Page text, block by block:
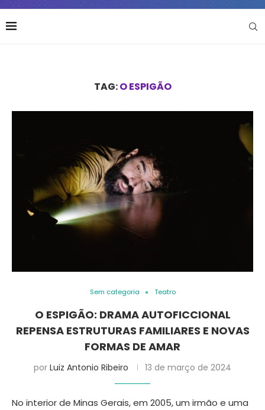
TAG:O ESPIGÃO
Sem categoria Teatro
O ESPIGÃO: DRAMA AUTOFICCIONAL
REPENSA ESTRUTURAS FAMILIARES E NOVAS
FORMAS DE AMAR
por Luiz Antonio Ribeiro 13 de março de 2024
No interior de Minas Gerais, em 2005, um irmão e uma